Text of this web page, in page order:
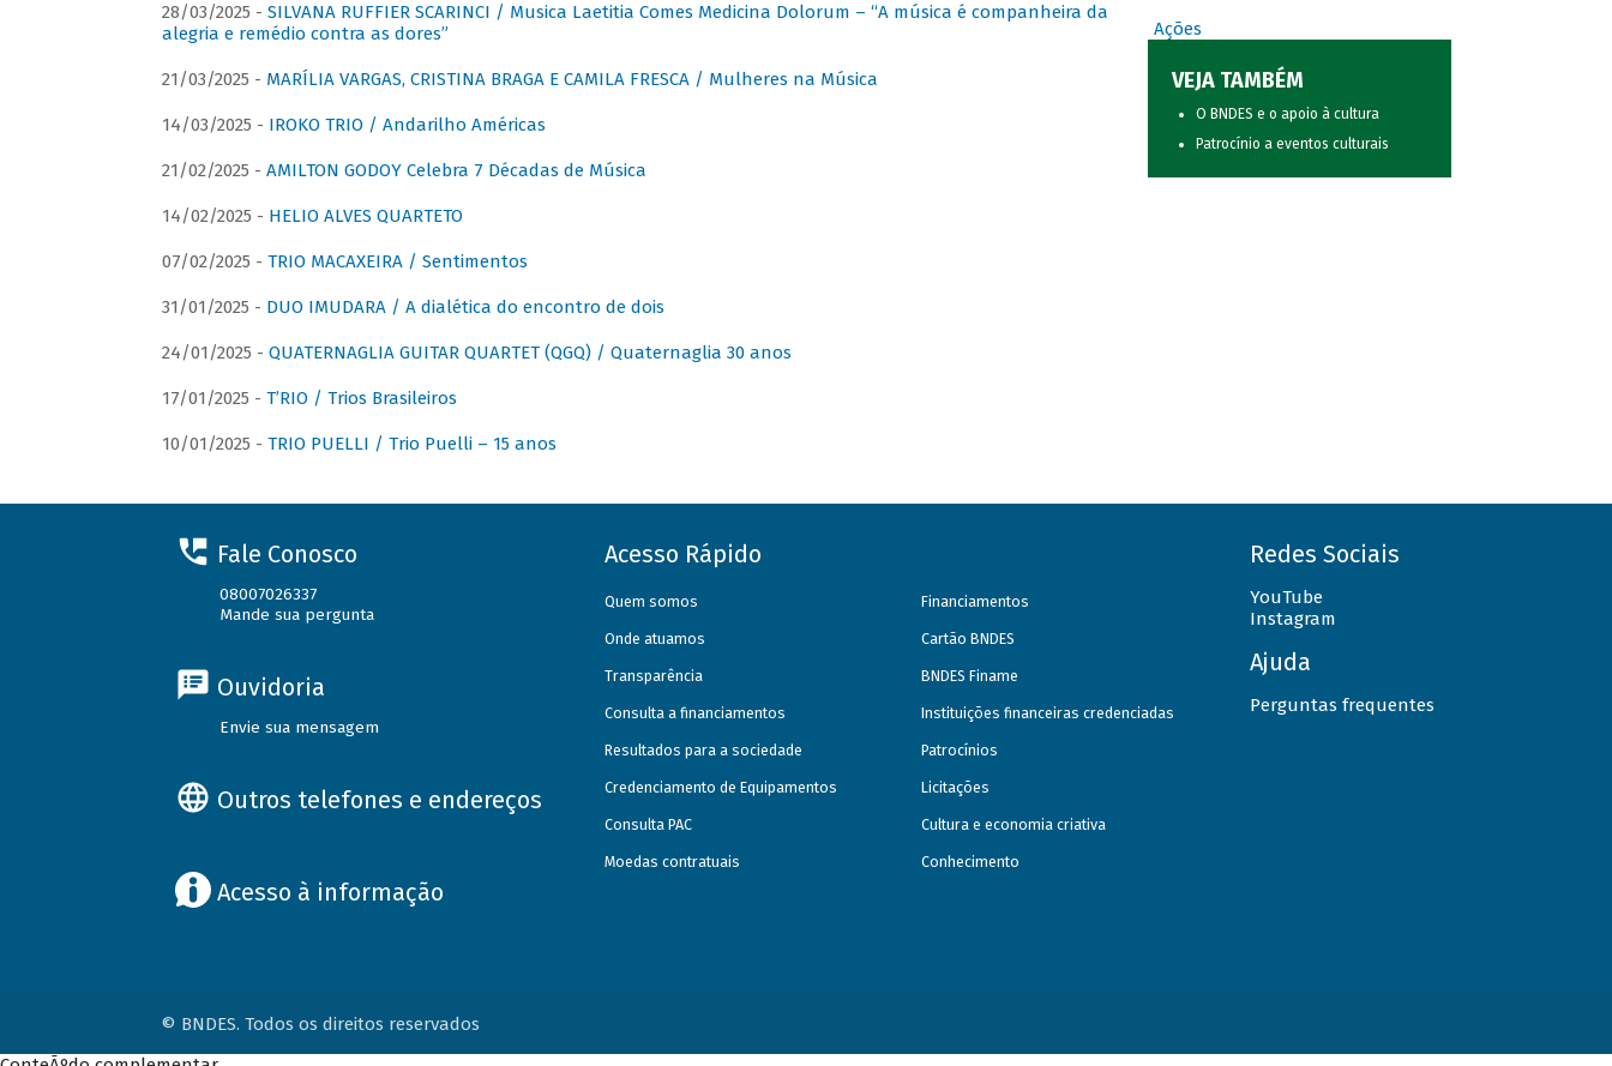
28/03/2025 - SILVANA RUFFIER SCARINCI / Musica Laetitia Comes Medicina Dolorum – “A música é companheira da
alegria e remédio contra as dores”
21/03/2025 - MARÍLIA VARGAS, CRISTINA BRAGA E CAMILA FRESCA / Mulheres na Música
14/03/2025 - IROKO TRIO / Andarilho Américas
21/02/2025 - AMILTON GODOY Celebra 7 Décadas de Música
14/02/2025 - HELIO ALVES QUARTETO
07/02/2025 - TRIO MACAXEIRA / Sentimentos
31/01/2025 - DUO IMUDARA / A dialética do encontro de dois
24/01/2025 - QUATERNAGLIA GUITAR QUARTET (QGQ) / Quaternaglia 30 anos
17/01/2025 - T’RIO / Trios Brasileiros
10/01/2025 - TRIO PUELLI / Trio Puelli – 15 anos
Ações
VEJA TAMBÉM
O BNDES e o apoio à cultura
Patrocínio a eventos culturais
Fale Conosco
08007026337
Mande sua pergunta
Ouvidoria
Envie sua mensagem
Outros telefones e endereços
Acesso à informação
Acesso Rápido
Quem somos
Onde atuamos
Transparência
Consulta a financiamentos
Resultados para a sociedade
Credenciamento de Equipamentos
Consulta PAC
Moedas contratuais
Financiamentos
Cartão BNDES
BNDES Finame
Instituições financeiras credenciadas
Patrocínios
Licitações
Cultura e economia criativa
Conhecimento
Redes Sociais
YouTube
Instagram
Ajuda
Perguntas frequentes
© BNDES. Todos os direitos reservados